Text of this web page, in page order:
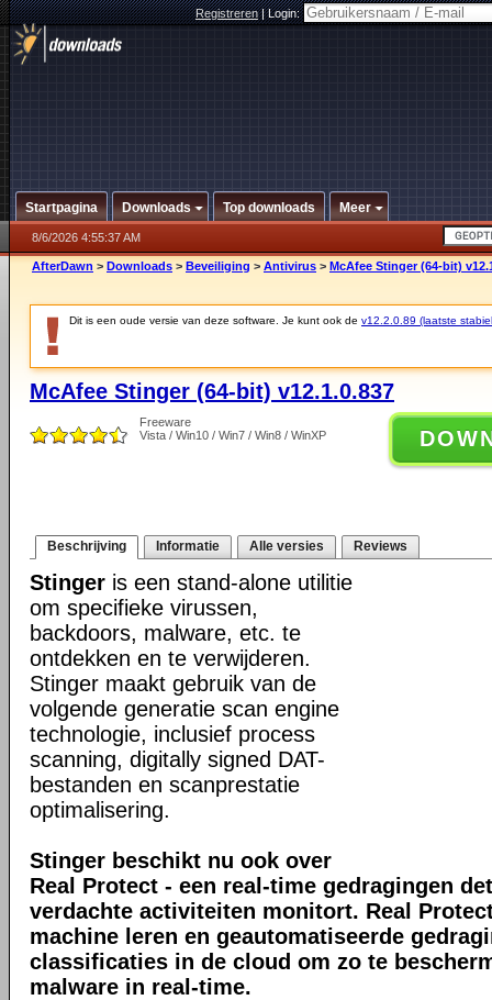
Registreren|Login:
Startpagina Downloads Top downloads Meer
8/6/2026 4:55:37 AM
AfterDawn > Downloads > Beveiliging > Antivirus > McAfee Stinger (64-bit)
Dit is een oude versie van deze software. Je kunt ook de v12.2.0.89 (laatste
McAfee Stinger (64-bit) v12.1.0.837
Freeware
Vista / Win10 / Win7 / Win8 / WinXP
Beschrijving Informatie Alle versies Reviews
Stinger is een stand-alone utilitie
om specifieke virussen,
backdoors, malware, etc. te
ontdekken en te verwijderen.
Stinger maakt gebruik van de
volgende generatie scan engine
technologie, inclusief process
scanning, digitally signed DAT-
bestanden en scanprestatie
optimalisering.
Stinger beschikt nu ook over
Real Protect - een real-time gedragingen
verdachte activiteiten monitort. Real
machine leren en geautomatiseerde
classificaties in de cloud om zo te
malware in real-time.